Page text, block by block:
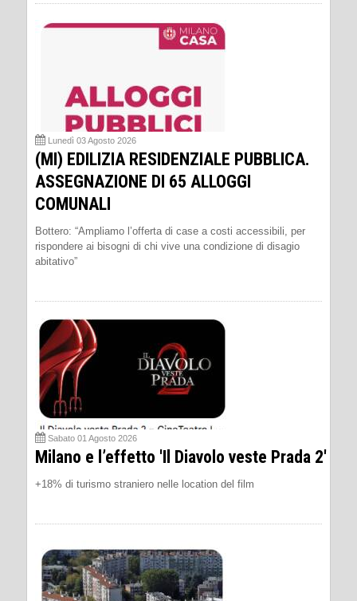
Lunedì 03 Agosto 2026
(MI) EDILIZIA RESIDENZIALE PUBBLICA.
ASSEGNAZIONE DI 65 ALLOGGI
COMUNALI
Bottero: “Ampliamo l’offerta di case a costi accessibili, per
rispondere ai bisogni di chi vive una condizione di disagio
abitativo”
Sabato 01 Agosto 2026
Milano e l’effetto 'Il Diavolo veste Prada 2'
+18% di turismo straniero nelle location del film